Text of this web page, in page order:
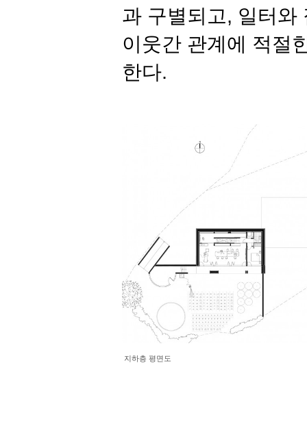
과 구별되고, 일터와
이웃간 관계에 적절
한다.
지하층 평면도